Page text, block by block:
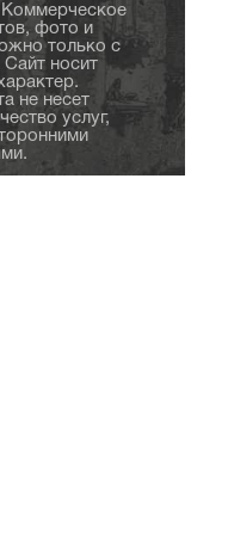
фото и
только с
Сайт носит
не несет
услуг,